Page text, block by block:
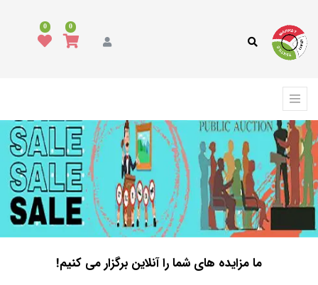
0
0
ما مزایده های شما را آنلاین برگزار می کنیم!